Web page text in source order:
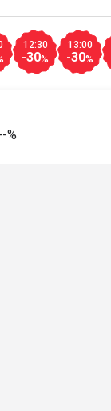
12:30
-30%
13:00
-30%
%